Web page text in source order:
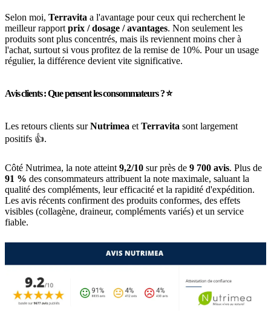
Selon moi, Terravita a l'avantage pour ceux qui recherchent le
meilleur rapport prix / dosage / avantages. Non seulement les
produits sont plus concentrés, mais ils reviennent moins cher à
l'achat, surtout si vous profitez de la remise de 10%. Pour un usage
régulier, la différence devient vite significative.
Avis clients : Que pensent les consommateurs ? ⭐
Les retours clients surNutrimea et Terravita sont largement
positifs 👍.
Côté Nutrimea, la note atteint 9,2/10 sur près de 9 700 avis. Plus de
91 % des consommateurs attribuent la note maximale, saluant la
qualité des compléments, leur efficacité et la rapidité d'expédition.
Les avis récents confirment des produits conformes, des effets
visibles (collagène, draineur, compléments variés) et un service
fiable.